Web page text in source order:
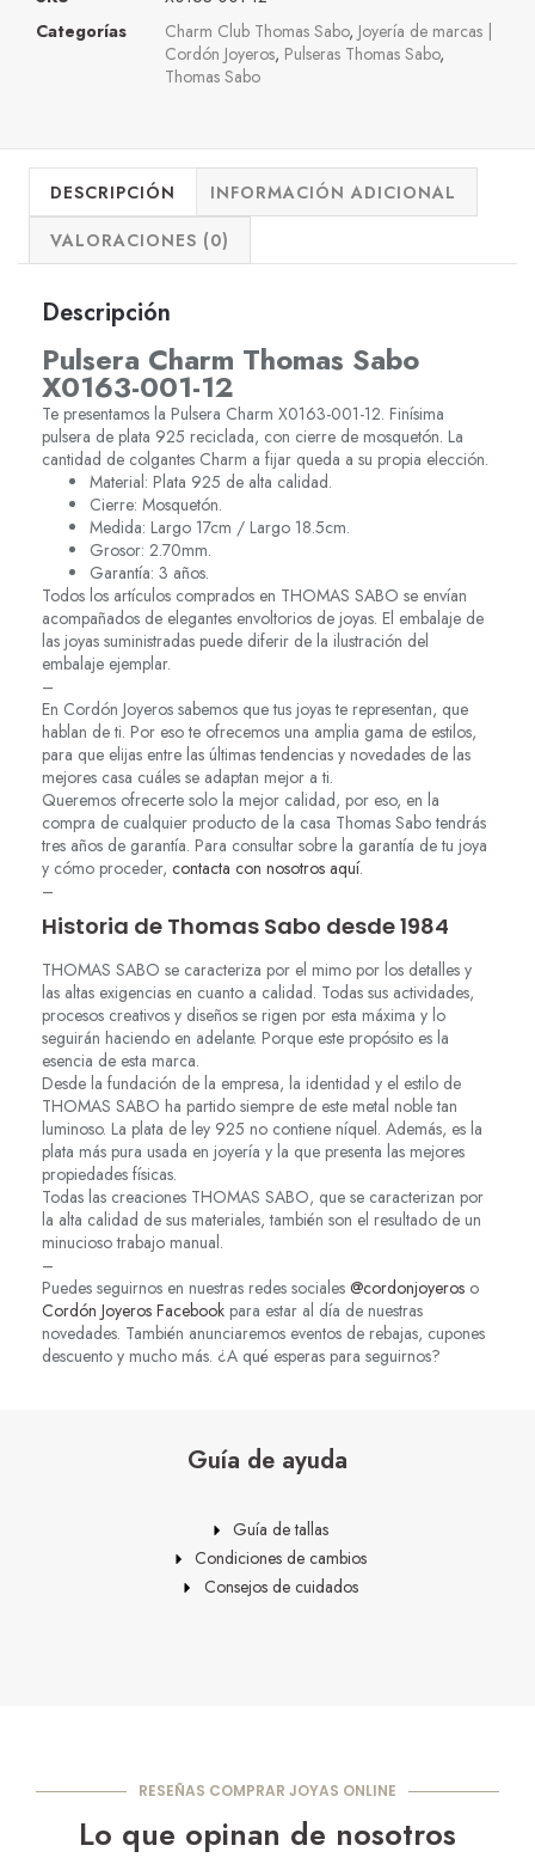
Categorías
Charm Club Thomas Sabo, Joyería de marcas |
Cordón Joyeros, Pulseras Thomas Sabo,
Thomas Sabo
DESCRIPCIÓN INFORMACIÓN ADICIONAL
VALORACIONES (0)
Descripción
Pulsera Charm Thomas Sabo
X0163-001-12
Te presentamos la Pulsera Charm X0163-001-12. Finísima
pulsera de plata 925 reciclada, con cierre de mosquetón. La
cantidad de colgantes Charm a fijar queda a su propia elección.
Material: Plata 925 de alta calidad.
Cierre: Mosquetón.
Medida: Largo 17cm / Largo 18.5cm.
Grosor: 2.70mm.
Garantía: 3 años.
Todos los artículos comprados en THOMAS SABO se envían
acompañados de elegantes envoltorios de joyas. El embalaje de
las joyas suministradas puede diferir de la ilustración del
embalaje ejemplar.
–
En Cordón Joyeros sabemos que tus joyas te representan, que
hablan de ti. Por eso te ofrecemos una amplia gama de estilos,
para que elijas entre las últimas tendencias y novedades de las
mejores casa cuáles se adaptan mejor a ti.
Queremos ofrecerte solo la mejor calidad, por eso, en la
compra de cualquier producto de la casa Thomas Sabo tendrás
tres años de garantía. Para consultar sobre la garantía de tu joya
y cómo proceder, contacta con nosotros aquí.
–
Historia de Thomas Sabo desde 1984
THOMAS SABO se caracteriza por el mimo por los detalles y
las altas exigencias en cuanto a calidad. Todas sus actividades,
procesos creativos y diseños se rigen por esta máxima y lo
seguirán haciendo en adelante. Porque este propósito es la
esencia de esta marca.
Desde la fundación de la empresa, la identidad y el estilo de
THOMAS SABO ha partido siempre de este metal noble tan
luminoso. La plata de ley 925 no contiene níquel. Además, es la
plata más pura usada en joyería y la que presenta las mejores
propiedades físicas.
Todas las creaciones THOMAS SABO, que se caracterizan por
la alta calidad de sus materiales, también son el resultado de un
minucioso trabajo manual.
–
Puedes seguirnos en nuestras redes sociales @cordonjoyeros o
Cordón Joyeros Facebook para estar al día de nuestras
novedades. También anunciaremos eventos de rebajas, cupones
descuento y mucho más. ¿A qué esperas para seguirnos?
Guía de ayuda
Guía de tallas
Condiciones de cambios
Consejos de cuidados
RESEÑAS COMPRAR JOYAS ONLINE
Lo que opinan de nosotros